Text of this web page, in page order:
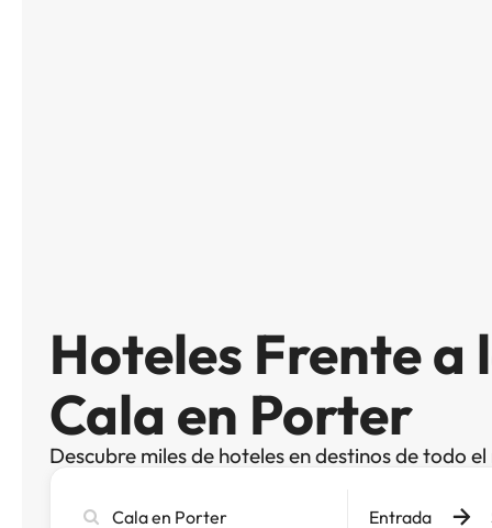
Hoteles Frente a
Cala en Porter
Descubre miles de hoteles en destinos de todo
Entrada